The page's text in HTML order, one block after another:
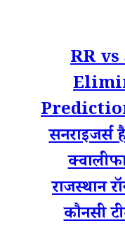
RR vs
सनराइजर्स
राजस्थान
कौनसी